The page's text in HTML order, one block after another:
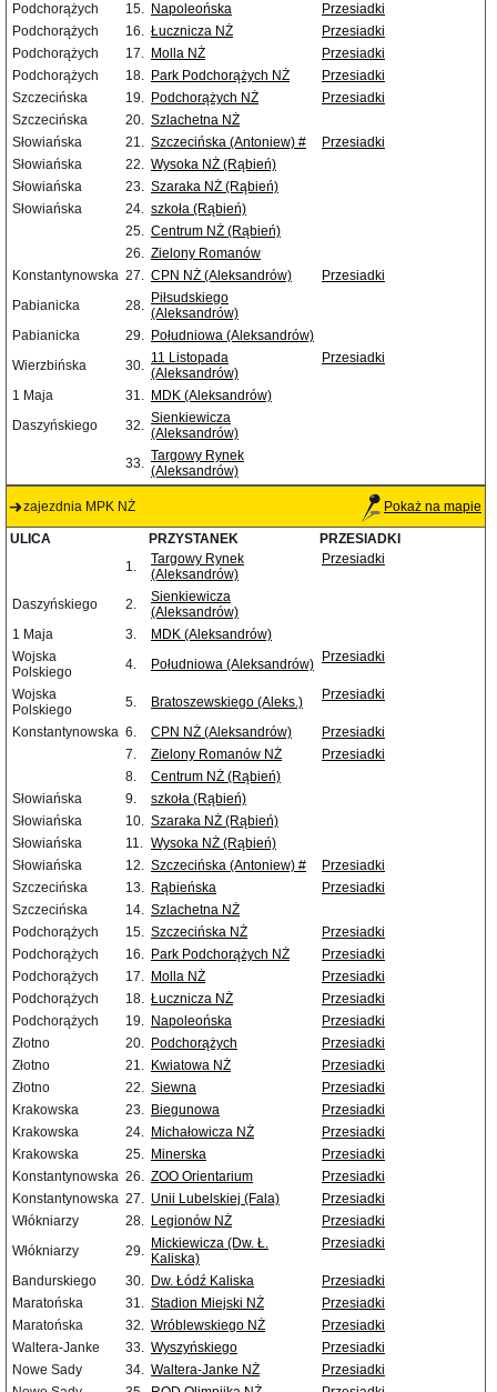
Podchorążych
15. Napoleońska
Przesiadki
Podchorążych
16. Łucznicza NŻ
Przesiadki
Podchorążych
17. Molla NŻ
Przesiadki
Podchorążych
18. Park Podchorążych NŻ
Przesiadki
Szczecińska
19. Podchorążych NŻ
Przesiadki
Szczecińska
20. Szlachetna NŻ
Słowiańska
21. Szczecińska (Antoniew) #
Przesiadki
Słowiańska
22. Wysoka NŻ (Rąbień)
Słowiańska
23. Szaraka NŻ (Rąbień)
Słowiańska
24. szkoła (Rąbień)
25. Centrum NŻ (Rąbień)
26. Zielony Romanów
Konstantynowska 27. CPN NŻ (Aleksandrów)
Przesiadki
Pabianicka
28. Piłsudskiego
(Aleksandrów)
Pabianicka
29. Południowa (Aleksandrów)
Wierzbińska
30. 11 Listopada
(Aleksandrów)
Przesiadki
1 Maja 31. MDK (Aleksandrów)
Daszyńskiego
32. Sienkiewicza
(Aleksandrów)
33. Targowy Rynek
(Aleksandrów)
zajezdnia MPK NŻ Pokaż na mapie
ULICA PRZYSTANEK
PRZESIADKI
1.
Targowy Rynek
(Aleksandrów)
Przesiadki
Daszyńskiego 2.
Sienkiewicza
(Aleksandrów)
1 Maja
3.
MDK (Aleksandrów)
Wojska
Polskiego
4. Południowa (Aleksandrów) Przesiadki
Wojska
Polskiego
5. Bratoszewskiego (Aleks.) Przesiadki
Konstantynowska 6. CPN NŻ (Aleksandrów)
Przesiadki
7.
Zielony Romanów NŻ
Przesiadki
8.
Centrum NŻ (Rąbień)
Słowiańska
9.
szkoła (Rąbień)
Słowiańska
10. Szaraka NŻ (Rąbień)
Słowiańska
11. Wysoka NŻ (Rąbień)
Słowiańska
12. Szczecińska (Antoniew) #
Przesiadki
Szczecińska
13. Rąbieńska
Przesiadki
Szczecińska
14. Szlachetna NŻ
Podchorążych
15. Szczecińska NŻ
Przesiadki
Podchorążych
16. Park Podchorążych NŻ
Przesiadki
Podchorążych
17. Molla NŻ
Przesiadki
Podchorążych
18. Łucznicza NŻ
Przesiadki
Podchorążych
19. Napoleońska
Przesiadki
Złotno
20. Podchorążych
Przesiadki
Złotno
21. Kwiatowa NŻ
Przesiadki
Złotno
22. Siewna
Przesiadki
Krakowska
23. Biegunowa
Przesiadki
Krakowska
24. Michałowicza NŻ
Przesiadki
Krakowska
25. Minerska
Przesiadki
Konstantynowska 26. ZOO Orientarium
Przesiadki
Konstantynowska 27. Unii Lubelskiej (Fala)
Przesiadki
Włókniarzy
28. Legionów NŻ
Przesiadki
Włókniarzy
29. Mickiewicza (Dw. Ł.
Kaliska)
Przesiadki
Bandurskiego 30. Dw. Łódź Kaliska
Przesiadki
Maratońska
31. Stadion Miejski NŻ
Przesiadki
Maratońska
32. Wróblewskiego NŻ
Przesiadki
Waltera-Janke
33. Wyszyńskiego
Przesiadki
Nowe Sady
34. Waltera-Janke NŻ
Przesiadki